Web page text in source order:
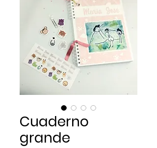
Cuaderno
grande